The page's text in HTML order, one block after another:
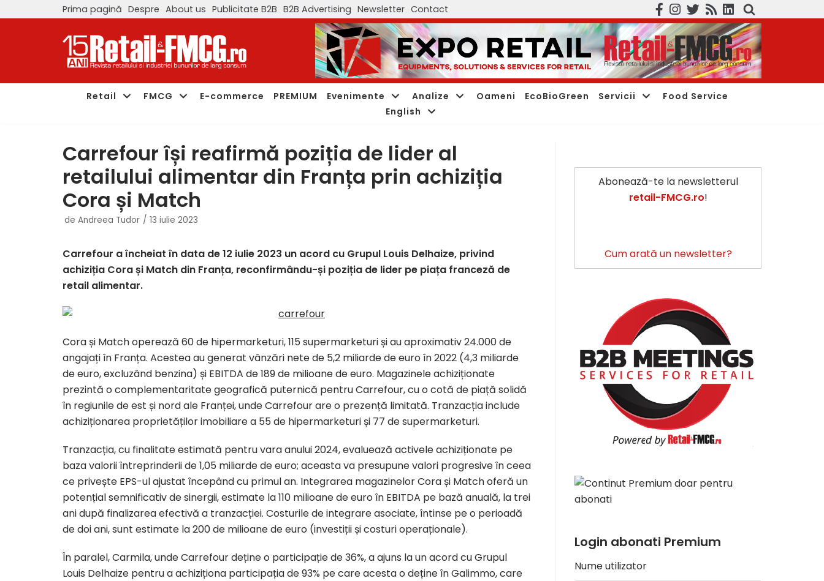
Prima pagină Despre About us Publicitate B2B B2B Advertising Newsletter Contact
Retail FMCG E-commerce PREMIUM Evenimente Analize Oameni EcoBioGreen Servicii
Food Service
English
Carrefour își reafirmă poziția de lider al
retailului alimentar din Franța prin achiziția
Cora și Match
de Andreea Tudor 13 iulie 2023
Carrefour a încheiat în data de 12 iulie 2023 un acord cu Grupul Louis Delhaize, privind
achiziția Cora și Match din Franța, reconfirmându-și poziția de lider pe piața franceză de
retail alimentar.
Cora și Match operează 60 de hipermarketuri, 115 supermarketuri și au aproximativ 24.000 de
angajați în Franța. Acestea au generat vânzări nete de 5,2 miliarde de euro în 2022 (4,3 miliarde
de euro, excluzând benzina) și EBITDA de 189 de milioane de euro. Magazinele achiziționate
prezintă o complementaritate geografică puternică pentru Carrefour, cu o cotă de piață solidă
în regiunile de est și nord ale Franței, unde Carrefour are o prezență limitată. Tranzacția include
achiziționarea proprietăților imobiliare a 55 de hipermarketuri și 77 de supermarketuri.
Tranzacția, cu finalitate estimată pentru vara anului 2024, evaluează activele achiziționate pe
baza valorii întreprinderii de 1,05 miliarde de euro; aceasta va presupune valori progresive în ceea
ce privește EPS-ul ajustat începând cu primul an. Integrarea magazinelor Cora și Match oferă un
potențial semnificativ de sinergii, estimate la 110 milioane de euro în EBITDA pe bază anuală, la trei
ani după finalizarea efectivă a tranzacției. Costurile de integrare asociate, întinse pe o perioadă
de doi ani, sunt estimate la 200 de milioane de euro (investiții și costuri operaționale).
În paralel, Carmila, unde Carrefour deține o participație de 36%, a ajuns la un acord cu Grupul
Louis Delhaize pentru a achiziționa participația de 93% pe care acesta o deține în Galimmo, care
Abonează-te la newsletterul
retail-FMCG.ro!
Cum arată un newsletter?
Login abonati Premium
Nume utilizator